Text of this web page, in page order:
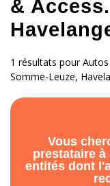
&
1 résultats pour
Somme-Leuze,
Vous
prestataire à
entités dont